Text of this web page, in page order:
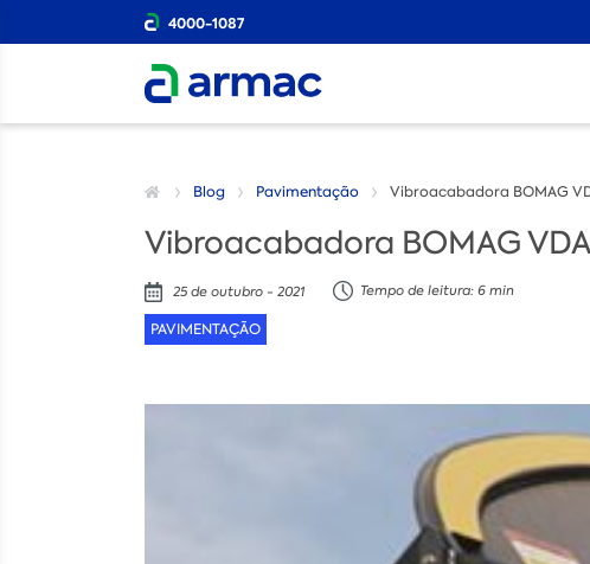
4000-1087
Blog Pavimentação Vibroacabadora BOMAG
Vibroacabadora BOMAG
25 de outubro - 2021 Tempo de leitura: 6 min
PAVIMENTAÇÃO